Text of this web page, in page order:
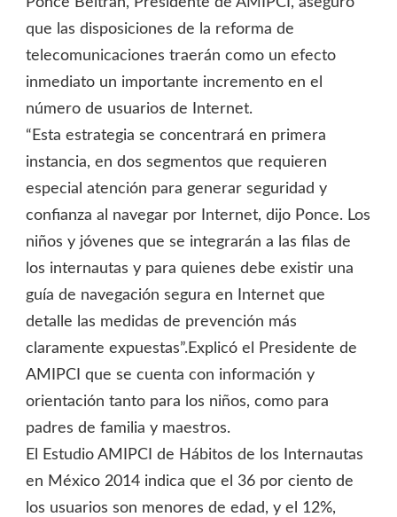
que las disposiciones de la reforma de
telecomunicaciones traerán como un efecto
inmediato un importante incremento en el
número de usuarios de Internet.
“Esta estrategia se concentrará en primera
instancia, en dos segmentos que requieren
especial atención para generar seguridad y
confianza al navegar por Internet, dijo Ponce. Los
niños y jóvenes que se integrarán a las filas de
los internautas y para quienes debe existir una
guía de navegación segura en Internet que
detalle las medidas de prevención más
claramente expuestas”.Explicó el Presidente de
AMIPCI que se cuenta con información y
orientación tanto para los niños, como para
padres de familia y maestros.
El Estudio AMIPCI de Hábitos de los Internautas
en México 2014 indica que el 36 por ciento de
los usuarios son menores de edad, y el 12%,